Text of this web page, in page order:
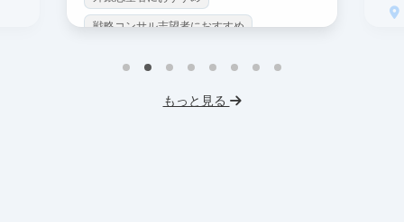
戦略コンサル志望者におすすめ
もっと見る